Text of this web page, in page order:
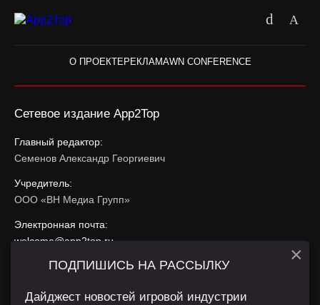
О ПРОЕКТЕРЕКЛАМАWN CONFERENCE
Сетевое издание App2Top
Главный редактор:
Семенов Александр Георгиевич
Учредитель:
ООО «ВН Медиа Групп»
Электронная почта:
welcome@app2top.ru
При использовании материалов активная ссылка на
ПОДПИШИСЬ НА РАССЫЛКУ
Дайджест новостей игровой индустрии
×